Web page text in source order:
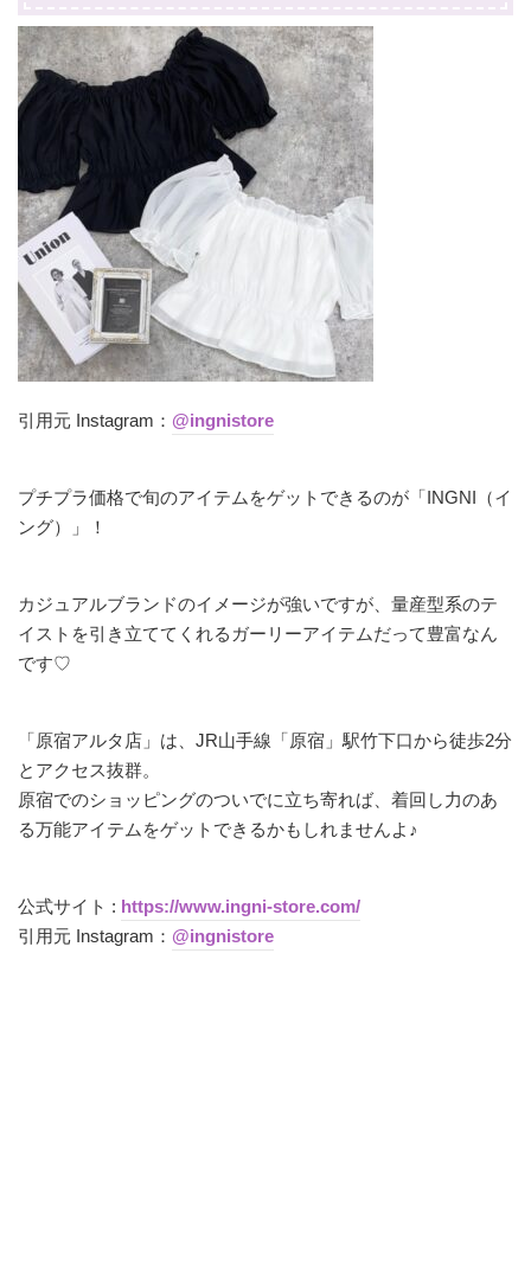
引用元 Instagram： @ingnistore
プチプラ価格で旬のアイテムをゲットできるのが「INGNI（イ
ング）」！
カジュアルブランドのイメージが強いですが、量産型系のテ
イストを引き立ててくれるガーリーアイテムだって豊富なん
です♡
「原宿アルタ店」は、JR山手線「原宿」駅竹下口から徒歩2分
とアクセス抜群。
原宿でのショッピングのついでに立ち寄れば、着回し力のあ
る万能アイテムをゲットできるかもしれませんよ♪
公式サイト : https://www.ingni-store.com/
引用元 Instagram： @ingnistore